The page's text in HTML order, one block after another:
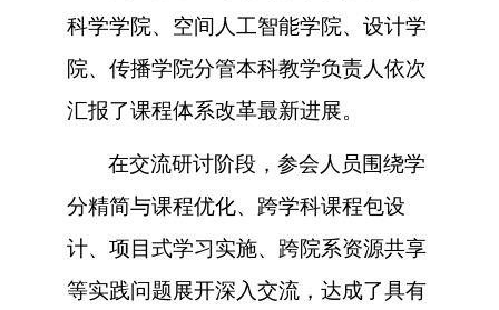
科学学院、空间人工智能学院、设计学
院、传播学院分管本科教学负责人依次
汇报了课程体系改革最新进展。
在交流研讨阶段，参会人员围绕学
分精简与课程优化、跨学科课程包设
计、项目式学习实施、跨院系资源共享
等实践问题展开深入交流，达成了具有